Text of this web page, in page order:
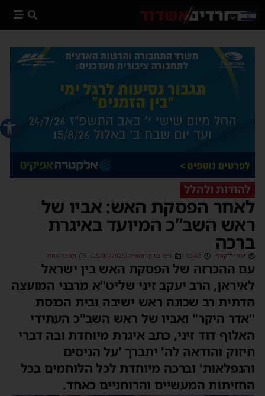
פתח
להודות ולהלל
לאחר הפסקת האש: אביו של
ראש השב”כ המיועד באיגרת
ברכה
יוסי יחזקאלי 15:42 כ״ט בסיון תשפ״ה (25/06/2025) תגובה אחת
עם ההכרזה של הפסקת האש בין ישראל
לאיראן, הרב יעקב זיני שליט"א מרבני המועצה
הדתית רב שכונה ראש ישיבה ובית הכנסת
"אדר היקר" ואביו של ראש השב"כ העתידי
האלוף דוד זיני, כתב איגרת מיוחדת ובה דברי
חיזוק והודאה לה' יתברך 'על הניסים
והנפלאות' וברכה מיוחדת לכל הלוחמים בכל
החזיתות המעשיים והרוחניים כאחד.